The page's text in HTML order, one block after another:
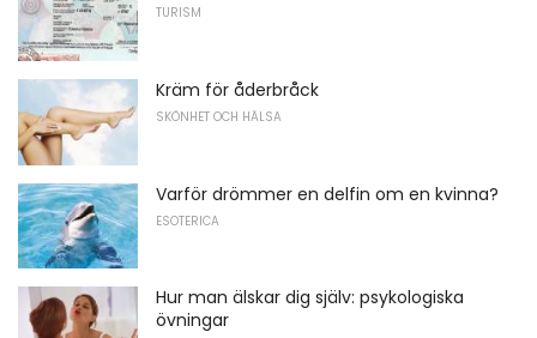
TURISM
Kräm för åderbråck
SKÖNHET OCH HÄLSA
Varför drömmer en delfin om en kvinna?
ESOTERICA
Hur man älskar dig själv: psykologiska
övningar